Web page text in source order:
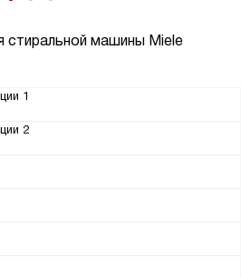
стиральной машины Miele
1
2